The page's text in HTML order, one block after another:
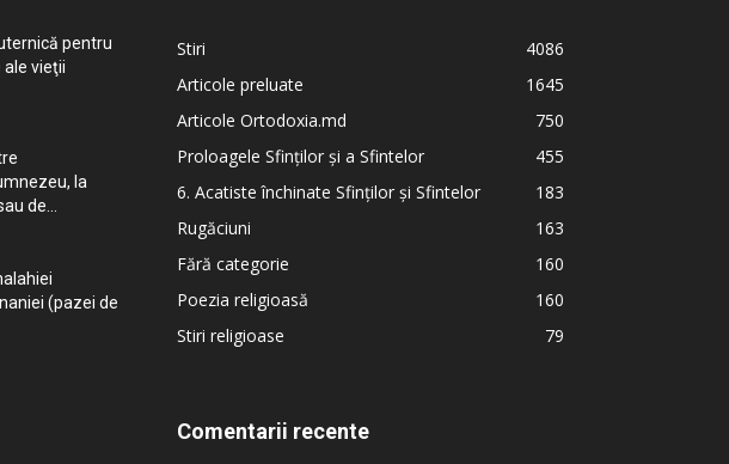
pentru
vieţii
la
de...
(pazei de
Stiri
4086
Articole preluate
1645
Articole Ortodoxia.md
750
Proloagele Sfinților și a Sfintelor
455
6. Acatiste închinate Sfinților și Sfintelor
183
Rugăciuni
163
Fără categorie
160
Poezia religioasă
160
Stiri religioase
79
Comentarii recente